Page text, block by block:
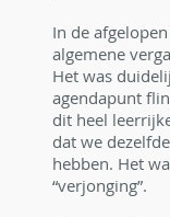
In de
algemene
Het was
agendapunt
dit heel
dat we
hebben. Het
“verjonging”.